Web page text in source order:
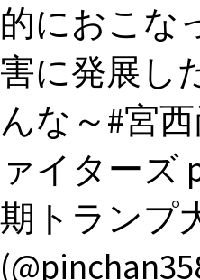
的におこな
害に発展し
んな～#宮
ァイターズ
期トランプ